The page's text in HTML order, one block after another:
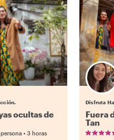
ocultas de
• 3 horas
Disfruta
Fuera
Tan